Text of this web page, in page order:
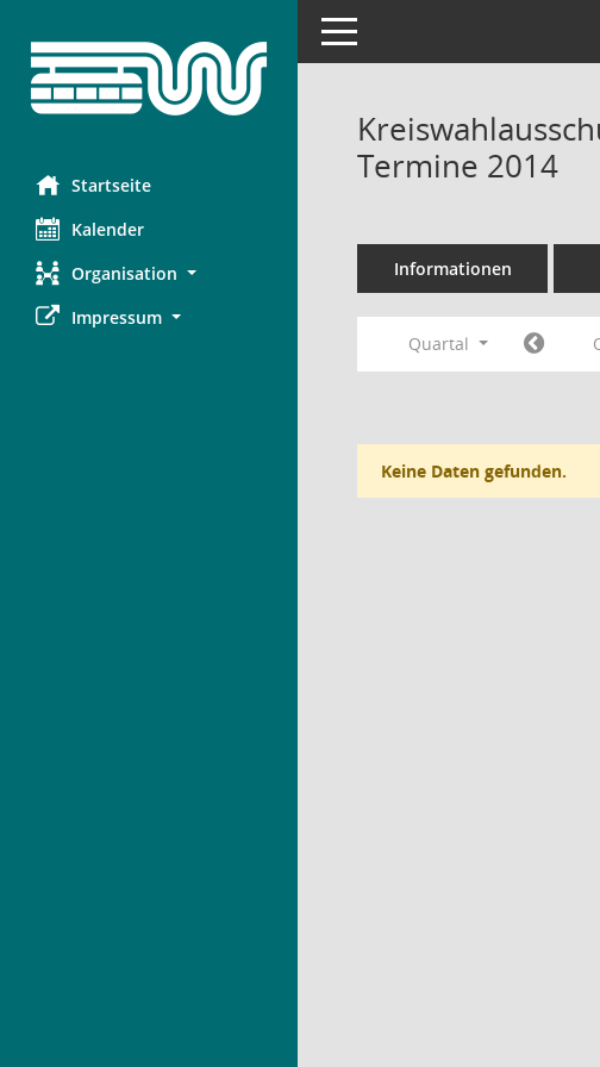
Startseite
Kalender
Organisation
Impressum
Toggle navigation
Termine 2014
Informationen
Quartal
Keine Daten gefunden.